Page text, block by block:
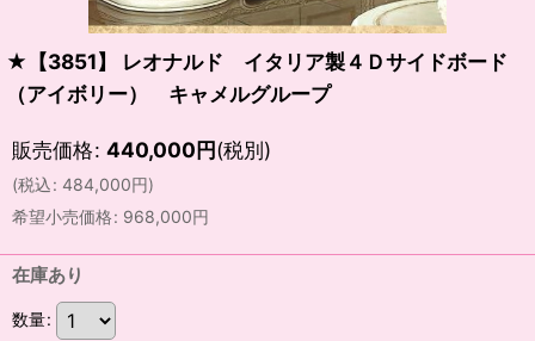
★【3851】 レオナルド イタリア製４Ｄサイドボード
（アイボリー） キャメルグループ
販売価格: 440,000円(税別)
(税込: 484,000円)
希望小売価格: 968,000円
在庫あり
数量: